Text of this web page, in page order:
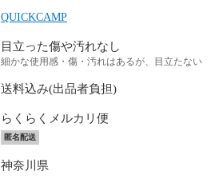
QUICKCAMP
目立った傷や汚れなし
細かな使用感・傷・汚れはあるが、目立たない
送料込み(出品者負担)
らくらくメルカリ便
匿名配送
神奈川県